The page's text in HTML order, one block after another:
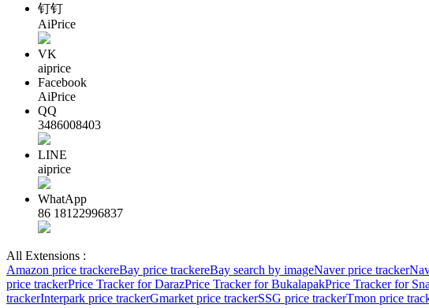
钉钉
AiPrice
VK
aiprice
Facebook
AiPrice
QQ
3486008403
LINE
aiprice
WhatApp
86 18122996837
All Extensions :
Amazon price trackereBay price trackereBay search by imageNaver price tracker
price trackerPrice Tracker for DarazPrice Tracker for BukalapakPrice Tracker for
trackerInterpark price trackerGmarket price trackerSSG price trackerTmon price